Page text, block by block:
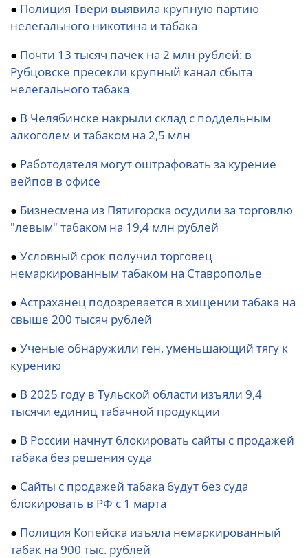
● Полиция Твери выявила крупную партию
нелегального никотина и табака
● Почти 13 тысяч пачек на 2 млн рублей: в
Рубцовске пресекли крупный канал сбыта
нелегального табака
● В Челябинске накрыли склад с поддельным
алкоголем и табаком на 2,5 млн
● Работодателя могут оштрафовать за курение
вейпов в офисе
● Бизнесмена из Пятигорска осудили за торговлю
"левым" табаком на 19,4 млн рублей
● Условный срок получил торговец
немаркированным табаком на Ставрополье
● Астраханец подозревается в хищении табака на
свыше 200 тысяч рублей
● Ученые обнаружили ген, уменьшающий тягу к
курению
● В 2025 году в Тульской области изъяли 9,4
тысячи единиц табачной продукции
● В России начнут блокировать сайты с продажей
табака без решения суда
● Сайты с продажей табака будут без суда
блокировать в РФ с 1 марта
● Полиция Копейска изъяла немаркированный
табак на 900 тыс. рублей